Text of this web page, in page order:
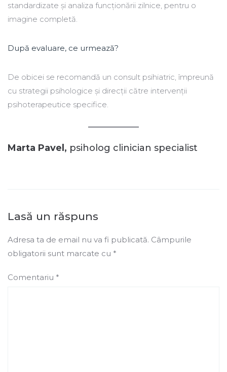
standardizate și analiza funcționării zilnice, pentru o
imagine completă.
După evaluare, ce urmează?
De obicei se recomandă un consult psihiatric, împreună
cu strategii psihologice și direcții către intervenții
psihoterapeutice specifice.
Marta Pavel, psiholog clinician specialist
Lasă un răspuns
Adresa ta de email nu va fi publicată. Câmpurile
obligatorii sunt marcate cu *
Comentariu *